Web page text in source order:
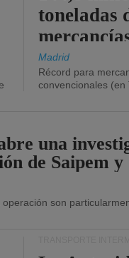
toneladas
Madrid
Récord para
convencionales (en
una
de Saipem y
son